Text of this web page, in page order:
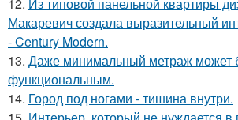
12. Из типовой панельной квартиры
Макаревич создала выразительный
- Century Modern.
13. Даже минимальный метраж может
функциональным.
14. Город под ногами - тишина внутри.